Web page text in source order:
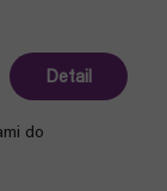
Detail
do